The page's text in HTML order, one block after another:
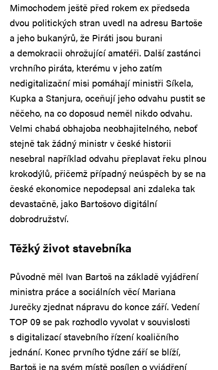
Mimochodem ještě před rokem ex předseda
dvou politických stran uvedl na adresu Bartoše
a jeho bukanýrů, že Piráti jsou burani
a demokracii ohrožující amatéři. Další zastánci
vrchního piráta, kterému v jeho zatím
nedigitalizační misi pomáhají ministři Síkela,
Kupka a Stanjura, oceňují jeho odvahu pustit se
něčeho, na co doposud neměl nikdo odvahu.
Velmi chabá obhajoba neobhajitelného, neboť
stejně tak žádný ministr v české historii
nesebral například odvahu přeplavat řeku plnou
krokodýlů, přičemž případný neúspěch by se na
české ekonomice nepodepsal ani zdaleka tak
devastačně, jako Bartošovo digitální
dobrodružství.
Těžký život stavebníka
Původně měl Ivan Bartoš na základě vyjádření
ministra práce a sociálních věcí Mariana
Jurečky zjednat nápravu do konce září. Vedení
TOP 09 se pak rozhodlo vyvolat v souvislosti
s digitalizací stavebního řízení koaličního
jednání. Konec prvního týdne září se blíží,
Bartoš je na svém místě posílen o vyjádření